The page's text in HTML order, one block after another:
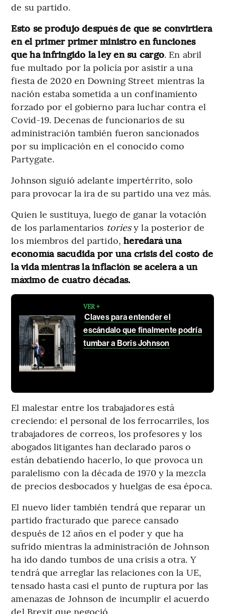
de su partido.
Esto se produjo después de que se convirtiera
en el primer primer ministro en funciones
que ha infringido la ley en su cargo. En abril
fue multado por la policía por asistir a una
fiesta de 2020 en Downing Street mientras la
nación estaba sometida a un confinamiento
forzado por el gobierno para luchar contra el
Covid-19. Decenas de funcionarios de su
administración también fueron sancionados
por su implicación en el conocido como
Partygate.
Johnson siguió adelante impertérrito, solo
para provocar la ira de su partido una vez más.
Quien le sustituya, luego de ganar la votación
de los parlamentarios toriesy la posterior de
los miembros del partido, heredará una
economía sacudida por una crisis del costo de
la vida mientras la inflación se acelera a un
máximo de cuatro décadas.
VER +
Claves para entender el
escándalo que finalmente podría
tumbar a Boris Johnson
El malestar entre los trabajadores está
creciendo: el personal de los ferrocarriles, los
trabajadores de correos, los profesores y los
abogados litigantes han declarado paros o
están debatiendo hacerlo, lo que provoca un
paralelismo con la década de 1970 y la mezcla
de precios desbocados y huelgas de esa época.
El nuevo líder también tendrá que reparar un
partido fracturado que parece cansado
después de 12 años en el poder y que ha
sufrido mientras la administración de Johnson
ha ido dando tumbos de una crisis a otra. Y
tendrá que arreglar las relaciones con la UE,
tensado hasta casi el punto de ruptura por las
amenazas de Johnson de incumplir el acuerdo
del Brexit que negoció.